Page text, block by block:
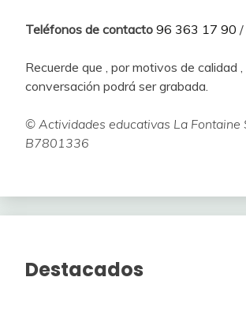
Teléfonos de contacto 96 363 17 90 /
Recuerde que , por motivos de calidad ,
conversación podrá ser grabada.
© Actividades educativas La Fontaine
B7801336
Destacados